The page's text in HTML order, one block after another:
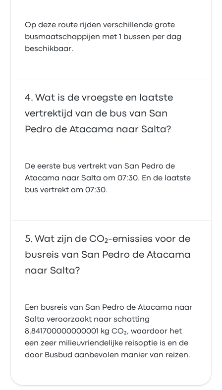
Op deze route rijden verschillende grote
busmaatschappijen met 1 bussen per dag
beschikbaar.
Wat is de vroegste en laatste
vertrektijd van de bus van San
Pedro de Atacama naar Salta?
De eerste bus vertrekt van San Pedro de
Atacama naar Salta om 07:30. En de laatste
bus vertrekt om 07:30.
Wat zijn de CO₂-emissies voor de
busreis van San Pedro de Atacama
naar Salta?
Een busreis van San Pedro de Atacama naar
Salta veroorzaakt naar schatting
8.841700000000001 kg CO₂, waardoor het
een zeer milieuvriendelijke reisoptie is en de
door Busbud aanbevolen manier van reizen.